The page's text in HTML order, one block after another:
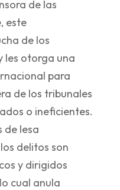
de las
este
de los
les otorga una
para
de los tribunales
o ineficientes.
de lesa
delitos son
y dirigidos
cual anula